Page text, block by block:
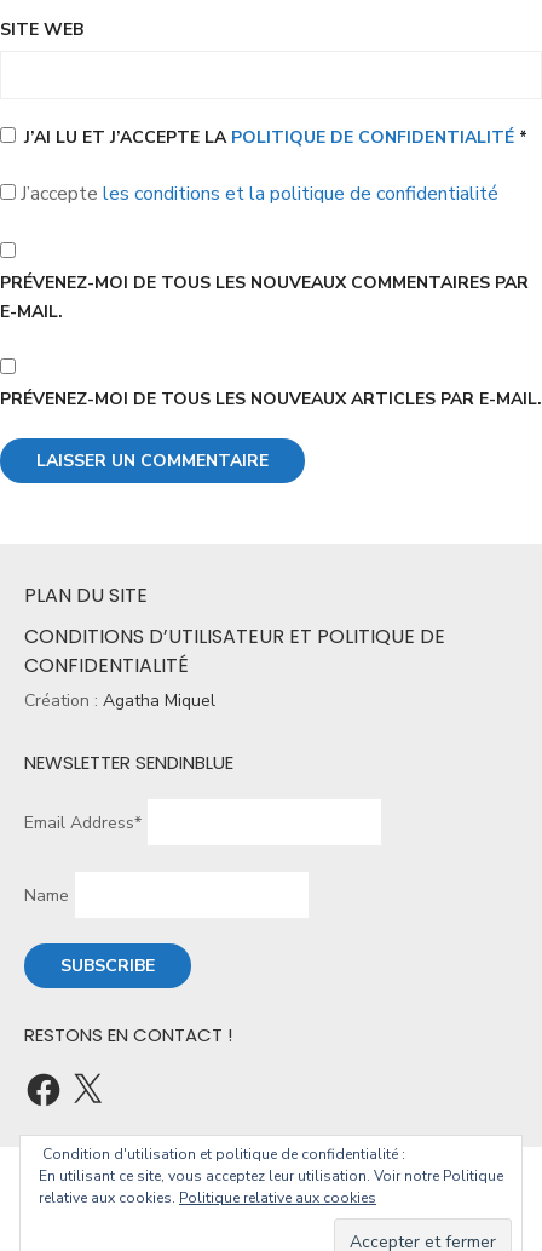
SITE WEB
J’AI LU ET J’ACCEPTE LA POLITIQUE DE CONFIDENTIALITÉ *
J’accepte les conditions et la politique de confidentialité
PRÉVENEZ-MOI DE TOUS LES NOUVEAUX COMMENTAIRES PAR
E-MAIL.
PRÉVENEZ-MOI DE TOUS LES NOUVEAUX ARTICLES PAR E-MAIL.
PLAN DU SITE
CONDITIONS D’UTILISATEUR ET POLITIQUE DE
CONFIDENTIALITÉ
Création : Agatha Miquel
NEWSLETTER SENDINBLUE
Email Address*
Name
RESTONS EN CONTACT !
© 2026 Christophe Geourjon
Theme by Design Lab
Condition d'utilisation et politique de confidentialité :
En utilisant ce site, vous acceptez leur utilisation. Voir notre Politique
relative aux cookies. Politique relative aux cookies